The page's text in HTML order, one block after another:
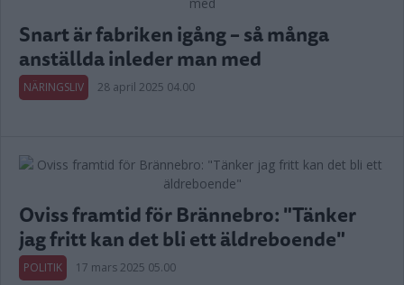
Snart är fabriken igång – så många
anställda inleder man med
NÄRINGSLIV 28 april 2025 04.00
Oviss framtid för Brännebro: "Tänker
jag fritt kan det bli ett äldreboende"
POLITIK 17 mars 2025 05.00